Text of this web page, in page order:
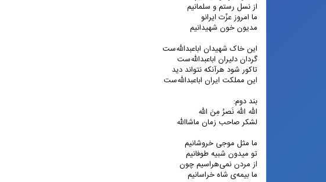
از نسل رستم و سلمانیم
ما امروز عزّت ایرانو
مدیون خون شهیدانیم
این خاک شهیدان اباعبدالله‌ست
گردان دلیران اباعبدالله‌ست
تاکور شود هرآنکه نتواند دید
این مملکت ایران اباعبدالله‌ست
بند دوم:
الله الله نَصرُ مِنَ الله
لشکر صاحب زمان ماشاالله
ما مثل موجی خروشانیم
تو میدون شبیه طوفانیم
از مردن نمی‌هراسیم چون
ما بیمه‌ی شاه خراسانیم